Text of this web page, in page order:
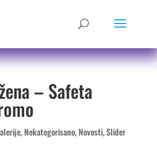
– Safeta
,Nekategorisano,Novosti,Slider